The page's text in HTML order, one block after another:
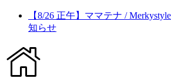
【8/26 正午】ママテナ /
知らせ